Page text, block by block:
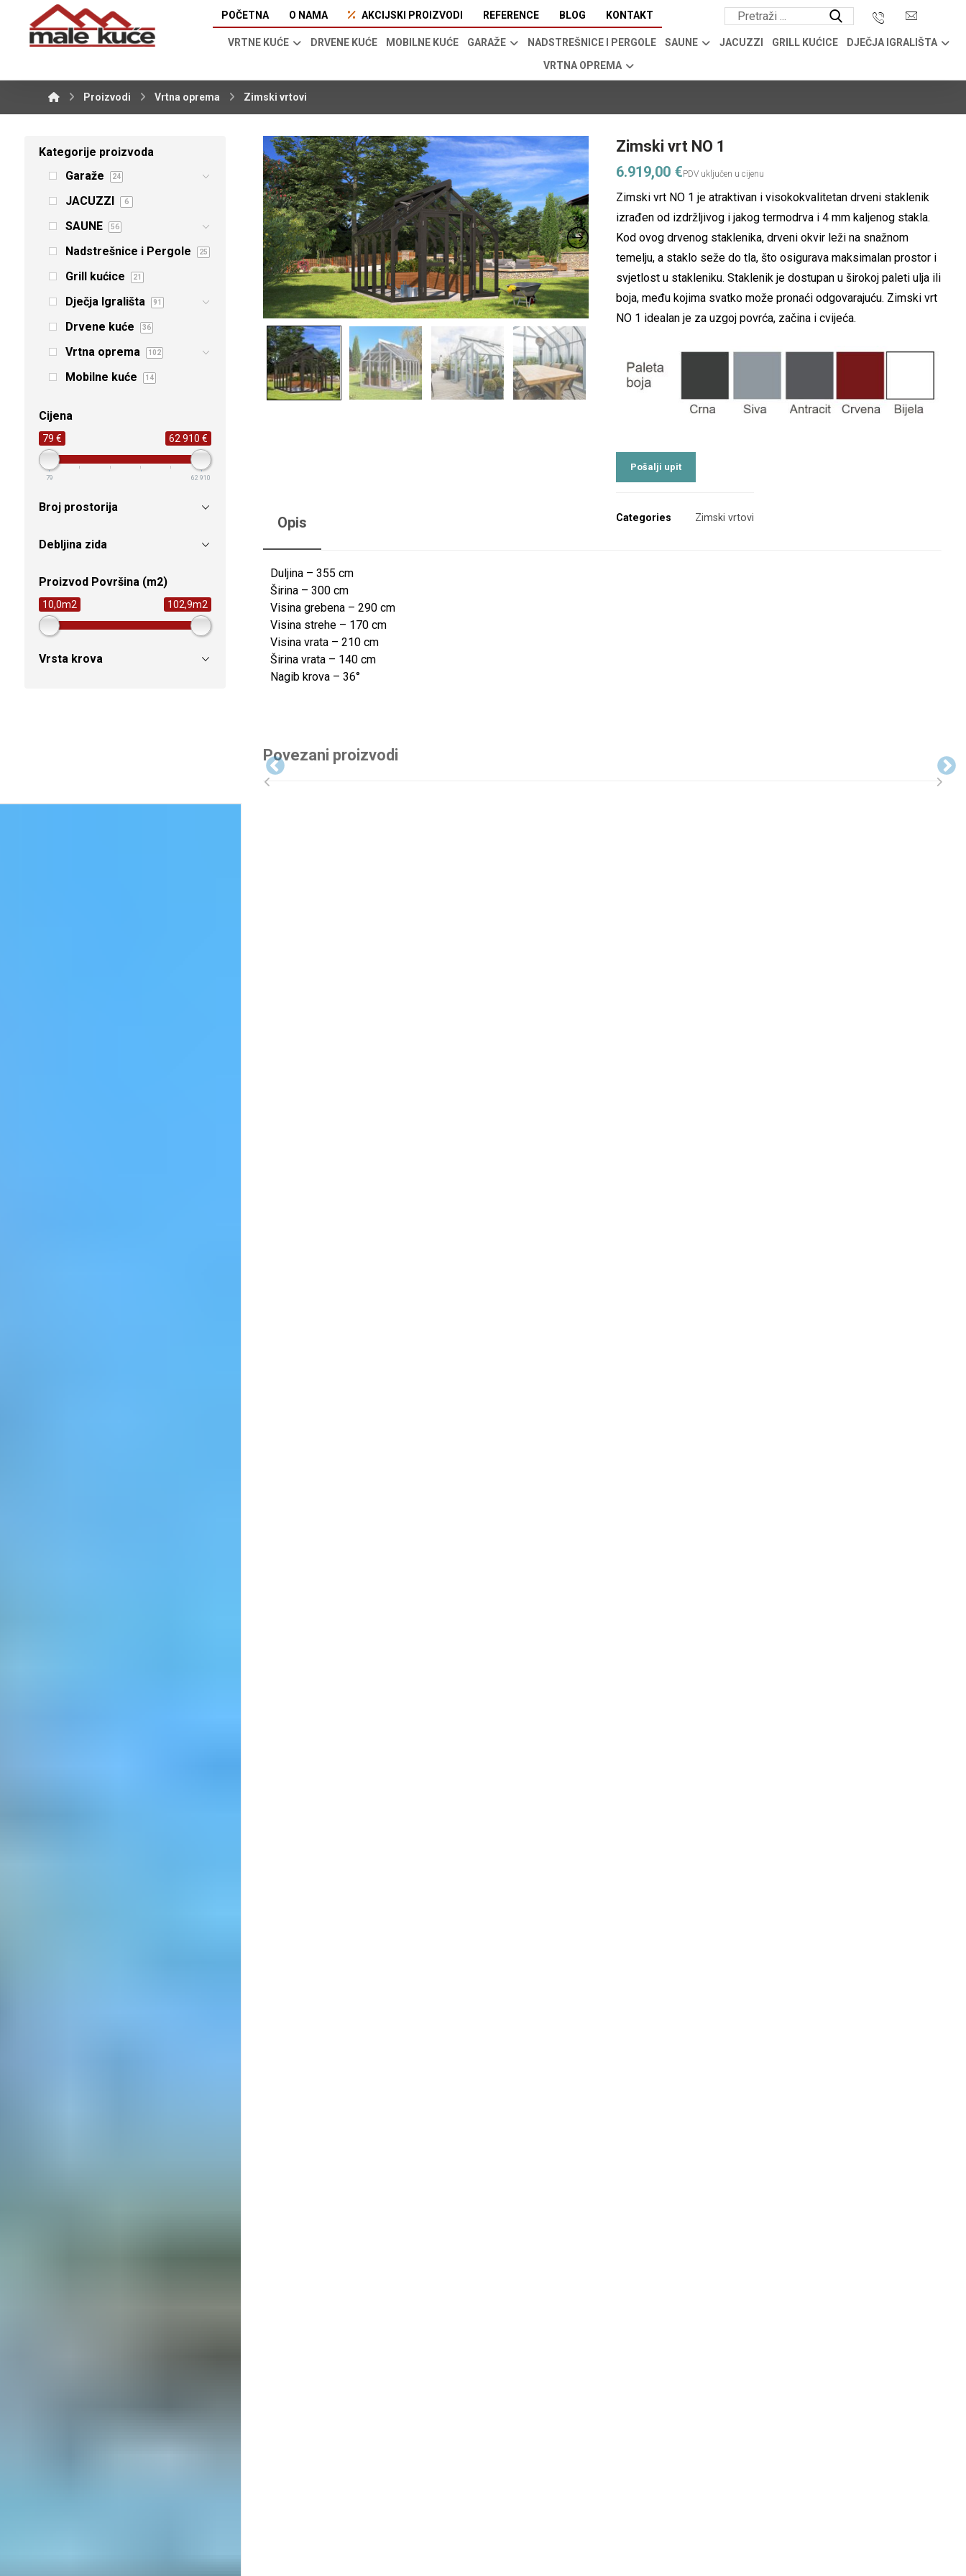
POČETNA O NAMA AKCIJSKI PROIZVODI REFERENCE BLOG KONTAKT
VRTNE KUĆE DRVENE KUĆE MOBILNE KUĆE GARAŽE NADSTREŠNICE I PERGOLE SAUNE JACUZZI GRILL KUĆICE
DJEČJA IGRALIŠTA
VRTNA OPREMA
Proizvodi Vrtna oprema Zimski vrtovi
Zimski vrt NO 1
6.919,00 €
Zimski vrt NO 1 je atraktivan i visokokvalitetan drveni staklenik
izrađen od izdržljivog i jakog termodrva i 4 mm kaljenog stakla.
Kod ovog drvenog staklenika, drveni okvir leži na snažnom
temelju, a staklo seže do tla, što osigurava maksimalan prostor i
svjetlost u stakleniku. Staklenik je dostupan u širokoj paleti ulja ili
boja, među kojima svatko može pronaći odgovarajuću. Zimski vrt
NO 1 idealan je za uzgoj povrća, začina i cvijeća.
Categories Zimski vrtovi
Opis
Duljina – 355 cm
Širina – 300 cm
Visina grebena – 290 cm
Visina strehe – 170 cm
Visina vrata – 210 cm
Širina vrata – 140 cm
Nagib krova – 36°
Povezani proizvodi
Kategorije proizvoda
Garaže
24
JACUZZI 6
SAUNE 56
Nadstrešnice i Pergole 25
Grill kućice 21
Dječja Igrališta 91
Drvene kuće 36
Vrtna oprema 102
Mobilne kuće 14
Cijena
79 € 62 910 €
79 62 910
Broj prostorija
Debljina zida
Proizvod Površina (m2)
10,0m2 102,9m2
Vrsta krova